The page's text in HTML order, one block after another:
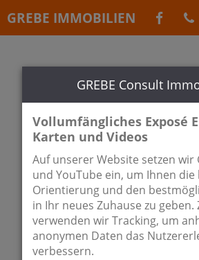
GREBE IMMOBILIEN
●●
GREBE Consult
Vollumfängliches Exposé
Karten und Videos
Auf unserer Website setzen wir
und YouTube ein, um Ihnen
Orientierung und den
in Ihr neues Zuhause zu geben.
verwenden wir Tracking, um
anonymen Daten das
verbessern.